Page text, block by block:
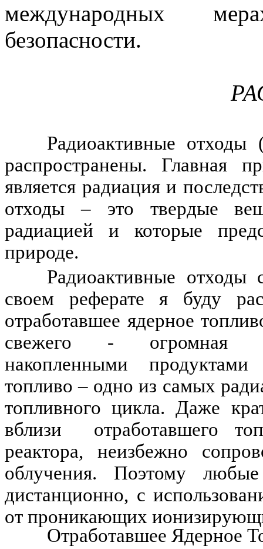
международных
безопасности.
Радиоактивные
распространены. Главная
является радиация и
отходы – это твердые
радиацией и которые
природе.
Радиоактивные отходы
своем реферате я буду
отработавшее ядерное
свежего - огромная
накопленными
топливо – одно из самых
топливного цикла. Даже
вблизи
отработавшего
реактора, неизбежно
облучения. Поэтому
дистанционно, с
от проникающих
Отработавшее Ядерное